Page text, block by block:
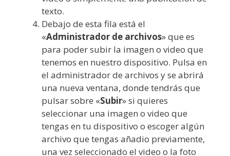
texto.
Debajo de esta fila está el
«Administrador de archivos» que es
para poder subir la imagen o video que
tenemos en nuestro dispositivo. Pulsa en
el administrador de archivos y se abrirá
una nueva ventana, donde tendrás que
pulsar sobre «Subir» si quieres
seleccionar una imagen o video que
tengas en tu dispositivo o escoger algún
archivo que tengas añadio previamente,
una vez seleccionado el video o la foto